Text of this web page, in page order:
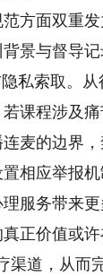
方面双重发
景与督导记
私索取。
课程涉及
麦的边界
相应举报机
服务带来更
正价值或
道，从而